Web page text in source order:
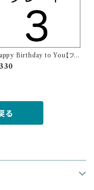
Birthday to You【フル
五重奏楽譜】
る